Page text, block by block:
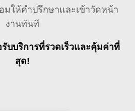
ให้คำปรึกษาและเข้าวัดหน้า
งานทันที
บบริการที่รวดเร็วและคุ้มค่าที่
สุด!